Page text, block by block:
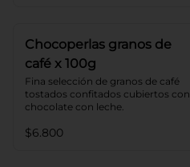
Chocoperlas granos de
café x 100g
Fina selección de granos de café
tostados confitados cubiertos con
chocolate con leche.
$6.800